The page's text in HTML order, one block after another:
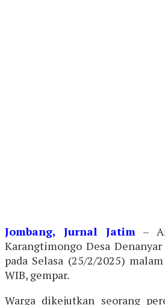
Jombang, Jurnal Jatim –
Karangtimongo Desa Denanyar
pada Selasa (25/2/2025)
WIB, gempar.
Warga dikejutkan seorang